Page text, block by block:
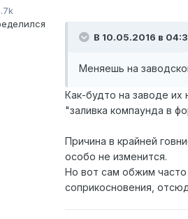
В 10.05.2016 в
Меняешь на
Как-будто на заводе
"заливка компаунда в
Причина в крайней
особо не изменится.
Но вот сам обжим
соприкосновения,